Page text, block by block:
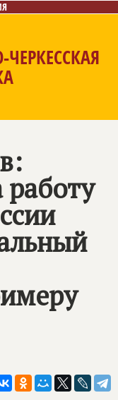
ЧЕРКЕССКАЯ
работу